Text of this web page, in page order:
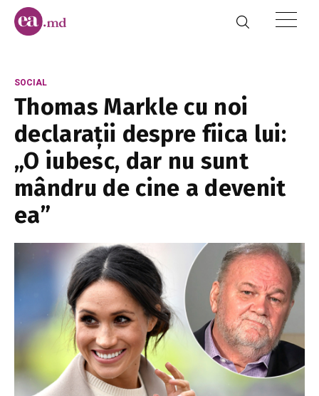
SOCIAL
Thomas Markle cu noi
declarații despre fiica lui:
„O iubesc, dar nu sunt
mândru de cine a devenit
ea”